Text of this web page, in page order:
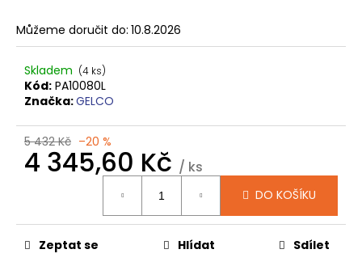
Můžeme doručit do: 10.8.2026
Skladem (4 ks)
Kód: PA10080L
Značka:GELCO
5 432 Kč –20 %
4 345,60 Kč / ks
DO KOŠÍKU
Zeptat se Hlídat Sdílet
D
o
p
r
u
č
e
m